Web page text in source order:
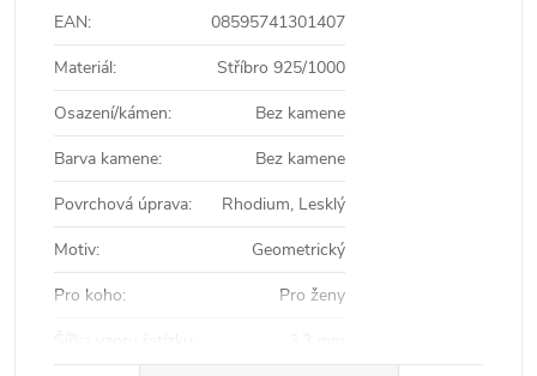
EAN:
08595741301407
Materiál:
Stříbro 925/1000
Osazení/kámen:
Bez kamene
Barva kamene:
Bez kamene
Povrchová úprava:
Rhodium, Lesklý
Motiv:
Geometrický
Pro koho:
Pro ženy